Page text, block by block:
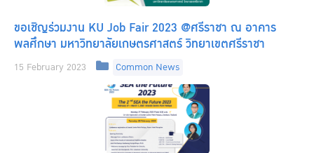
ขอเชิญร่วมงาน KU Job Fair 2023 @ศรีราชา ณ อาคาร
พลศึกษา มหาวิทยาลัยเกษตรศาสตร์ วิทยาเขตศรีราชา
15 February 2023 Categories
Common News